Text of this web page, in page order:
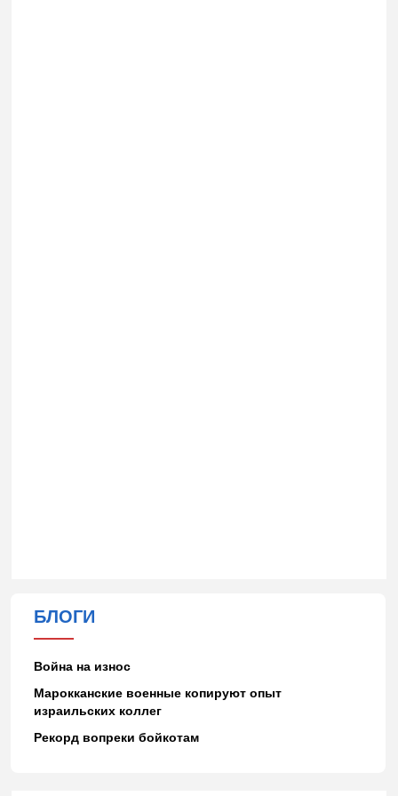
БЛОГИ
Война на износ
Марокканские военные копируют опыт
израильских коллег
Рекорд вопреки бойкотам